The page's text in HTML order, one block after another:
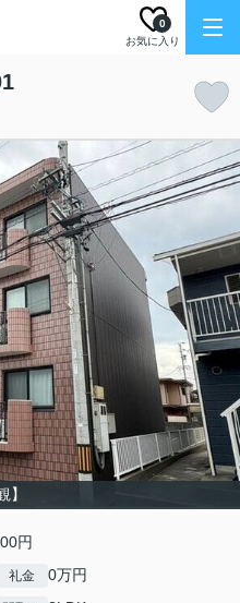
お気に入り
0
】
円
礼金 0万円